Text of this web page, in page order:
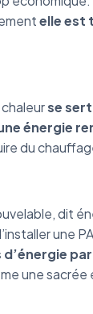
elle est
se sert
énergie
du
dit
une
par
une sacrée